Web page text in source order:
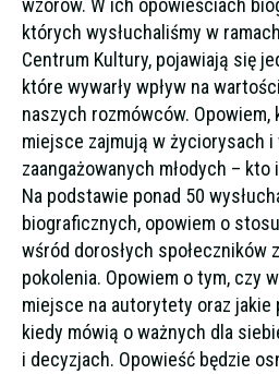
wzorów. W ich opowieściach
których wysłuchaliśmy w
Centrum Kultury, pojawiają się
które wywarły wpływ na
naszych rozmówców. Opowiem,
miejsce zajmują w życiorysach i
zaangażowanych młodych –
Na podstawie ponad 50
biograficznych, opowiem o
wśród dorosłych społeczników
pokolenia. Opowiem o tym, czy
miejsce na autorytety oraz jakie
kiedy mówią o ważnych dla
i decyzjach. Opowieść będzie